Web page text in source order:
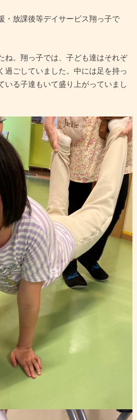
・放課後等デイサービス翔っ子で
ね。翔っ子では、子ども達はそれぞ
過ごしていました。中には足を持っ
いる子達もいて盛り上がっていまし